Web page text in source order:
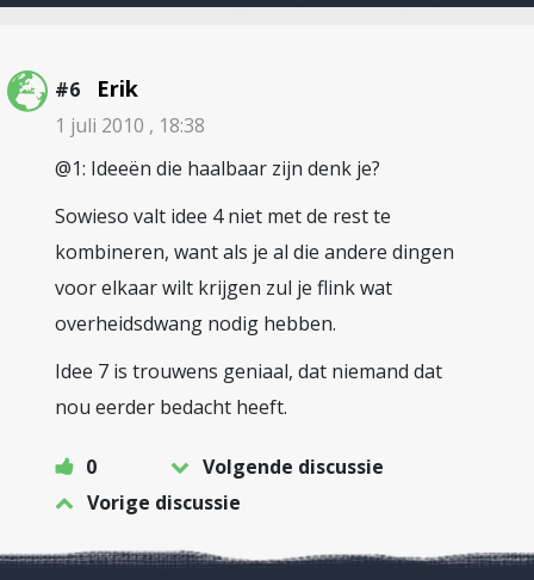
#6 Erik
1 juli 2010 , 18:38
@1: Ideeën die haalbaar zijn denk je?
Sowieso valt idee 4 niet met de rest te
kombineren, want als je al die andere dingen
voor elkaar wilt krijgen zul je flink wat
overheidsdwang nodig hebben.
Idee 7 is trouwens geniaal, dat niemand dat
nou eerder bedacht heeft.
0
Volgende discussie
Vorige discussie